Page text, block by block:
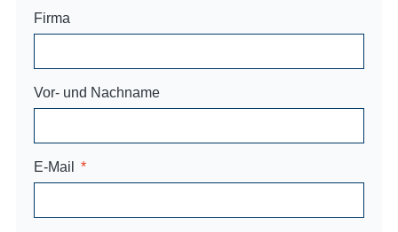
Firma
Vor- und Nachname
E-Mail